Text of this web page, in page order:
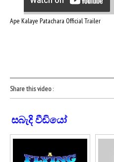
Ape Kalaye Patachara Official Trailer
Share this video:
සබැදි වීඩියෝ